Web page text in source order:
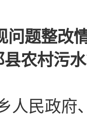
问题整改
县农村污
人民政府